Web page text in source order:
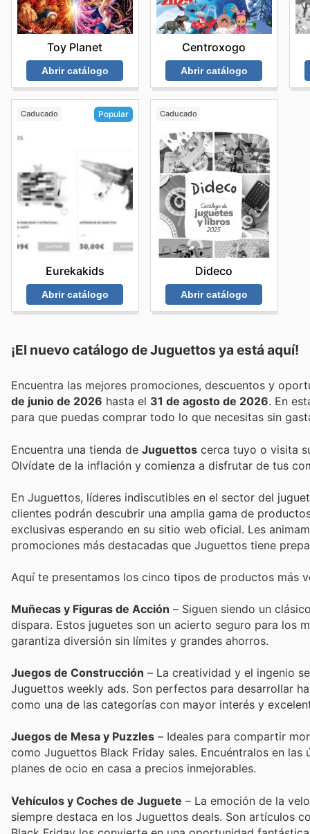
Toy Planet
Abrir catálogo
Centroxogo
Abrir catálogo
Caducado Popular
Eurekakids
Abrir catálogo
Caducado
Dideco
Abrir catálogo
¡El nuevo catálogo deJuguettos ya está aquí!
de junio de 2026 hasta el 31 de agosto de 2026 . En
para que puedas comprar todo lo que necesitas sin
Encuentra una tienda de Juguettos cerca tuyo o visita
Olvídate de la inflación y comienza a disfrutar de tus
En Juguettos, líderes indiscutibles en el sector del
clientes podrán descubrir una amplia gama de
exclusivas esperando en su sitio web oficial. Les
promociones más destacadas que Juguettos tiene
Aquí te presentamos los cinco tipos de productos más
Muñecas y Figuras de Acción – Siguen siendo un
dispara. Estos juguetes son un acierto seguro para los
garantiza diversión sin límites y grandes ahorros.
Juegos de Construcción – La creatividad y el ingenio
Juguettos weekly ads. Son perfectos para desarrollar
como una de las categorías con mayor interés y
Juegos de Mesa y Puzzles – Ideales para compartir
como Juguettos Black Friday sales. Encuéntralos en
planes de ocio en casa a precios inmejorables.
Vehículos y Coches de Juguete – La emoción de la
siempre destaca en los Juguettos deals. Son artículos